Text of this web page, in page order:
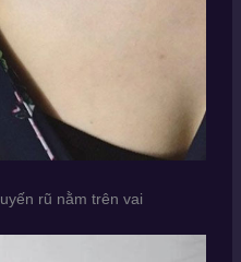
rũ nằm trên vai